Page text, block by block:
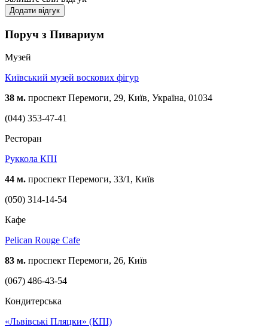
Додати відгук
Поруч з Пивариум
Музей
Київський музей воскових фігур
38 м. проспект Перемоги, 29, Київ, Україна, 01034
(044) 353-47-41
Ресторан
Руккола КПІ
44 м. проспект Перемоги, 33/1, Київ
(050) 314-14-54
Кафе
Pelican Rouge Cafe
83 м. проспект Перемоги, 26, Київ
(067) 486-43-54
Кондитерська
«Львівські Пляцки» (КПІ)